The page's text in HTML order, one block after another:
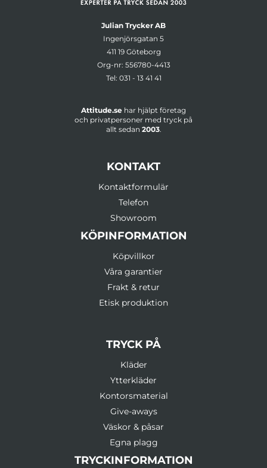
Julian Trycker AB
Ingenjörsgatan 5
411 19 Göteborg
Org-nr: 556780-4413
Tel: 031 - 13 41 41
Attitude.se har hjälpt företag
och privatpersoner med tryck på
allt sedan 2003.
KONTAKT
Kontaktformulär
Telefon
Showroom
KÖPINFORMATION
Köpvillkor
Våra garantier
Frakt & retur
Etisk produktion
TRYCK PÅ
Kläder
Ytterkläder
Kontorsmaterial
Give-aways
Väskor & påsar
Egna plagg
TRYCKINFORMATION